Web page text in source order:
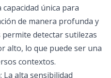
única para
de manera profunda y
permite detectar sutilezas
alto, lo que puede ser una
contextos.
: La alta sensibilidad